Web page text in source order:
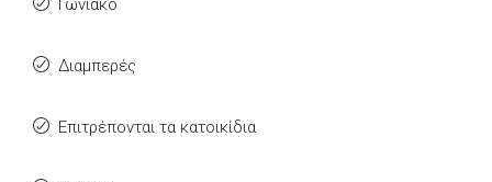
Γωνιακό
Διαμπερές
Επιτρέπονται τα κατοικίδια